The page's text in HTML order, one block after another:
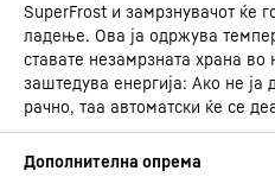
SuperFrost и замрзнувачот ќе
ладење. Ова ја одржува
ставате незамрзната храна во
заштедува енергија: Ако не ја
рачно, таа автоматски ќе се